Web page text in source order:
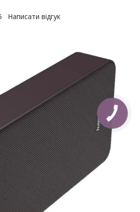
Написати відгук